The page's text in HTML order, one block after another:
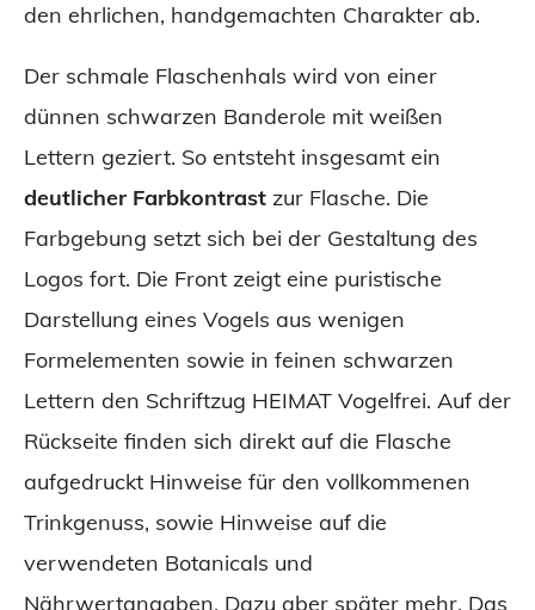
den ehrlichen, handgemachten Charakter ab.
Der schmale Flaschenhals wird von einer
dünnen schwarzen Banderole mit weißen
Lettern geziert. So entsteht insgesamt ein
deutlicher Farbkontrast zur Flasche. Die
Farbgebung setzt sich bei der Gestaltung des
Logos fort. Die Front zeigt eine puristische
Darstellung eines Vogels aus wenigen
Formelementen sowie in feinen schwarzen
Lettern den Schriftzug HEIMAT Vogelfrei. Auf der
Rückseite finden sich direkt auf die Flasche
aufgedruckt Hinweise für den vollkommenen
Trinkgenuss, sowie Hinweise auf die
verwendeten Botanicals und
Nährwertangaben. Dazu aber später mehr. Das